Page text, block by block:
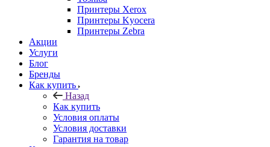
Принтеры Xerox
Принтеры Kyocera
Принтеры Zebra
Акции
Услуги
Блог
Бренды
Как купить
Назад
Как купить
Условия оплаты
Условия доставки
Гарантия на товар